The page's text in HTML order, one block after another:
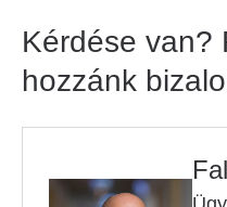
Kérdése van?
hozzánk